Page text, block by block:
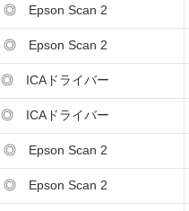
◎ Epson Scan 2
◎ Epson Scan 2
◎ ICAドライバー
◎ ICAドライバー
◎ Epson Scan 2
◎ Epson Scan 2